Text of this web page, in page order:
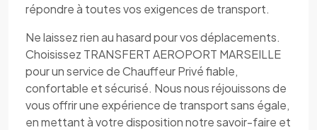
répondre à toutes vos exigences de transport.
Ne laissez rien au hasard pour vos déplacements.
Choisissez TRANSFERT AEROPORT MARSEILLE
pour un service de Chauffeur Privé fiable,
confortable et sécurisé. Nous nous réjouissons de
vous offrir une expérience de transport sans égale,
en mettant à votre disposition notre savoir-faire et